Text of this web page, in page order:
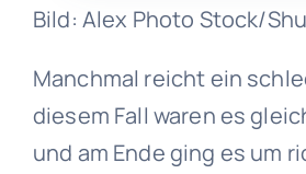
Bild: Alex Photo Stock/
Manchmal reicht ein
diesem Fall waren es
und am Ende ging es um